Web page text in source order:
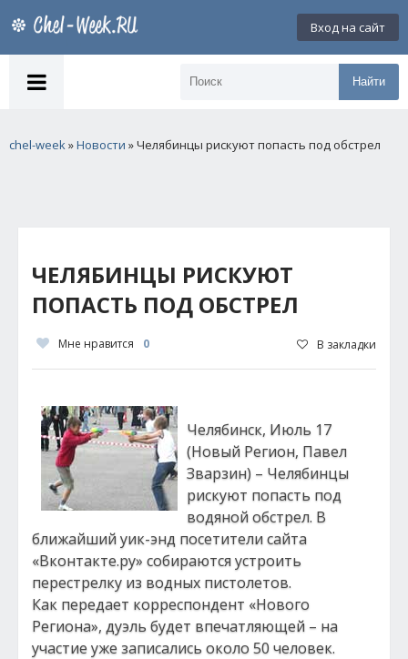
Вход на сайт
Найти
chel-week»Новости » Челябинцы рискуют попасть под обстрел
ЧЕЛЯБИНЦЫ РИСКУЮТ
ПОПАСТЬ ПОД ОБСТРЕЛ
Мне нравится 0 В закладки
Челябинск, Июль 17
(Новый Регион, Павел
Зварзин) – Челябинцы
рискуют попасть под
водяной обстрел. В
ближайший уик-энд посетители сайта
«Вконтакте.ру» собираются устроить
перестрелку из водных пистолетов.
Как передает корреспондент «Нового
Региона», дуэль будет впечатляющей – на
участие уже записались около 50 человек.